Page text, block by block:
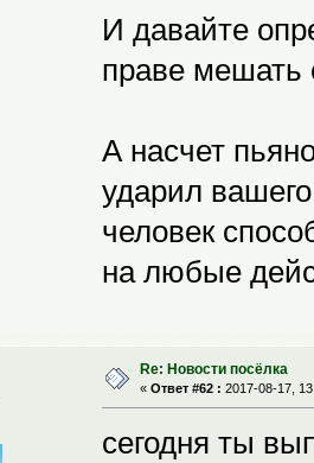
И давайте
праве мешать
А насчет
ударил
человек
на любые
Re: Новости посёлка
« Ответ #62 : 2017-08-17,
сегодня ты